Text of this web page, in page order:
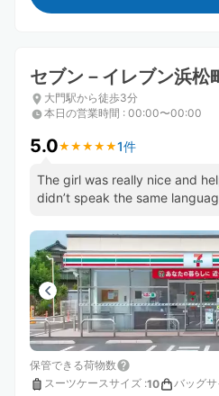
セブン－イレブン浜松
大門駅から徒歩3分
本日の営業時間 : 00:00〜00:00
5.0★ ★ ★ ★ ★
★ ★ ★ ★ ★1件
The girl was really nice and
didn’t speak the same
保管できる荷物数
スーツケースサイズ :10 バッグ